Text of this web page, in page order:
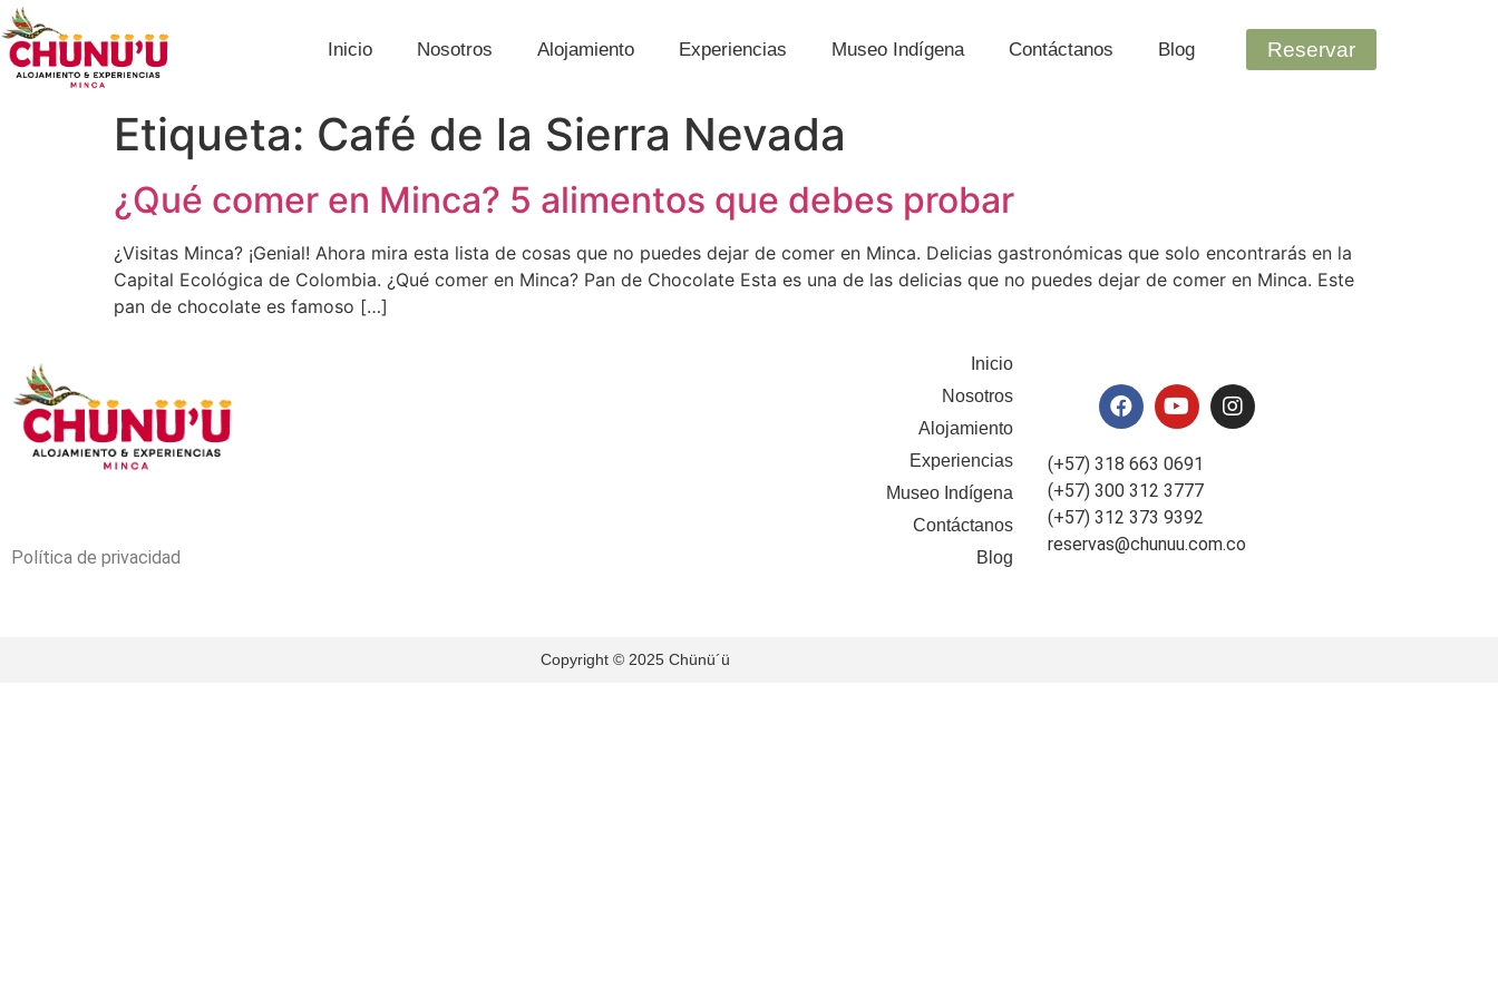
Inicio Nosotros Alojamiento Experiencias Museo Indígena Contáctanos Blog Reservar
Etiqueta: Café de la Sierra Nevada
¿Qué comer en Minca? 5 alimentos que debes probar
¿Visitas Minca? ¡Genial! Ahora mira esta lista de cosas que no puedes dejar de comer en Minca. Delicias gastronómicas que solo encontrarás en la
Capital Ecológica de Colombia. ¿Qué comer en Minca? Pan de Chocolate Esta es una de las delicias que no puedes dejar de comer en Minca. Este
pan de chocolate es famoso […]
Política de privacidad
Inicio
Nosotros
Alojamiento
Experiencias
Museo Indígena
Contáctanos
Blog
(+57) 318 663 0691
(+57) 300 312 3777
(+57) 312 373 9392
reservas@chunuu.com.co
Copyright © 2025 Chünü´ü